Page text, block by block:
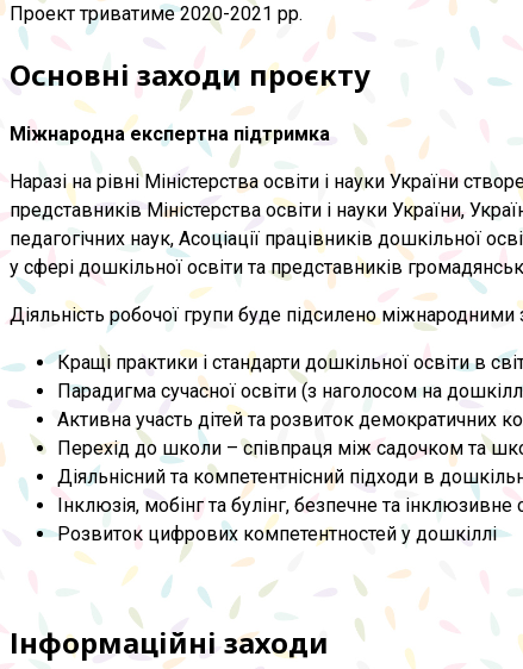
Проект триватиме 2020-2021 рр.
Основні заходи проєкту
Міжнародна експертна підтримка
Наразі на рівні Міністерства освіти і науки України
представників Міністерства освіти і науки України,
педагогічних наук, Асоціації працівників дошкільної
у сфері дошкільної освіти та представників
Діяльність робочої групи буде підсилено
Кращі практики і стандарти дошкільної освіти в
Парадигма сучасної освіти (з наголосом на
Активна участь дітей та розвиток демократичних
Перехід до школи – співпраця між садочком та
Діяльнісний та компетентнісний підходи в
Інклюзія, мобінг та булінг, безпечне та
Розвиток цифрових компетентностей у дошкіллі
Інформаційні заходи